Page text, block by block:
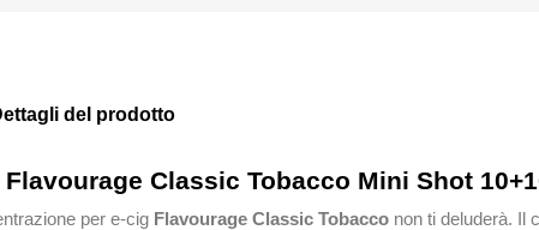
del prodotto
Classic Tobacco Mini Shot
per e-cig Flavourage Classic Tobacco non ti deluderà. Il